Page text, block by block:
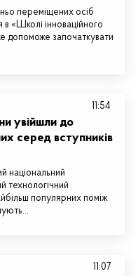
переміщених осіб
«Школі інноваційного
допоможе започаткувати
увійшли до
серед вступників
національний
технологічний
популярних поміж
11:54
11:07